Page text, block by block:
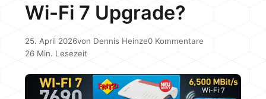
Wi-Fi 7 Upgrade?
25. April 2026von Dennis Heinze0 Kommentare
26 Min. Lesezeit